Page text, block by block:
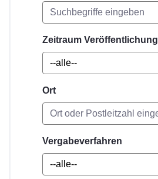
Zeitraum Veröffentlichung
Ort
Vergabeverfahren